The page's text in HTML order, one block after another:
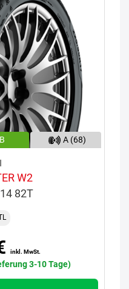
B A (68)
W2
82T
inkl. MwSt.
3-10 Tage)